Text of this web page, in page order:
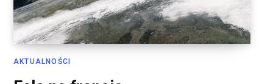
AKTUALNOŚCI